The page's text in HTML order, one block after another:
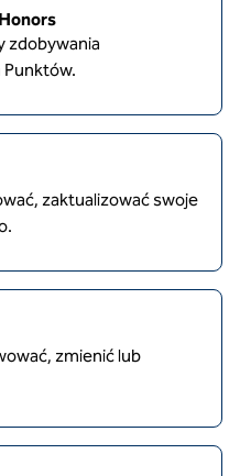
zdobywania
zaktualizować swoje
zmienić lub